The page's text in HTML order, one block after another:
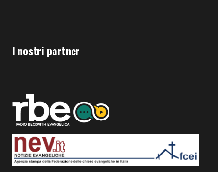
I nostri partner